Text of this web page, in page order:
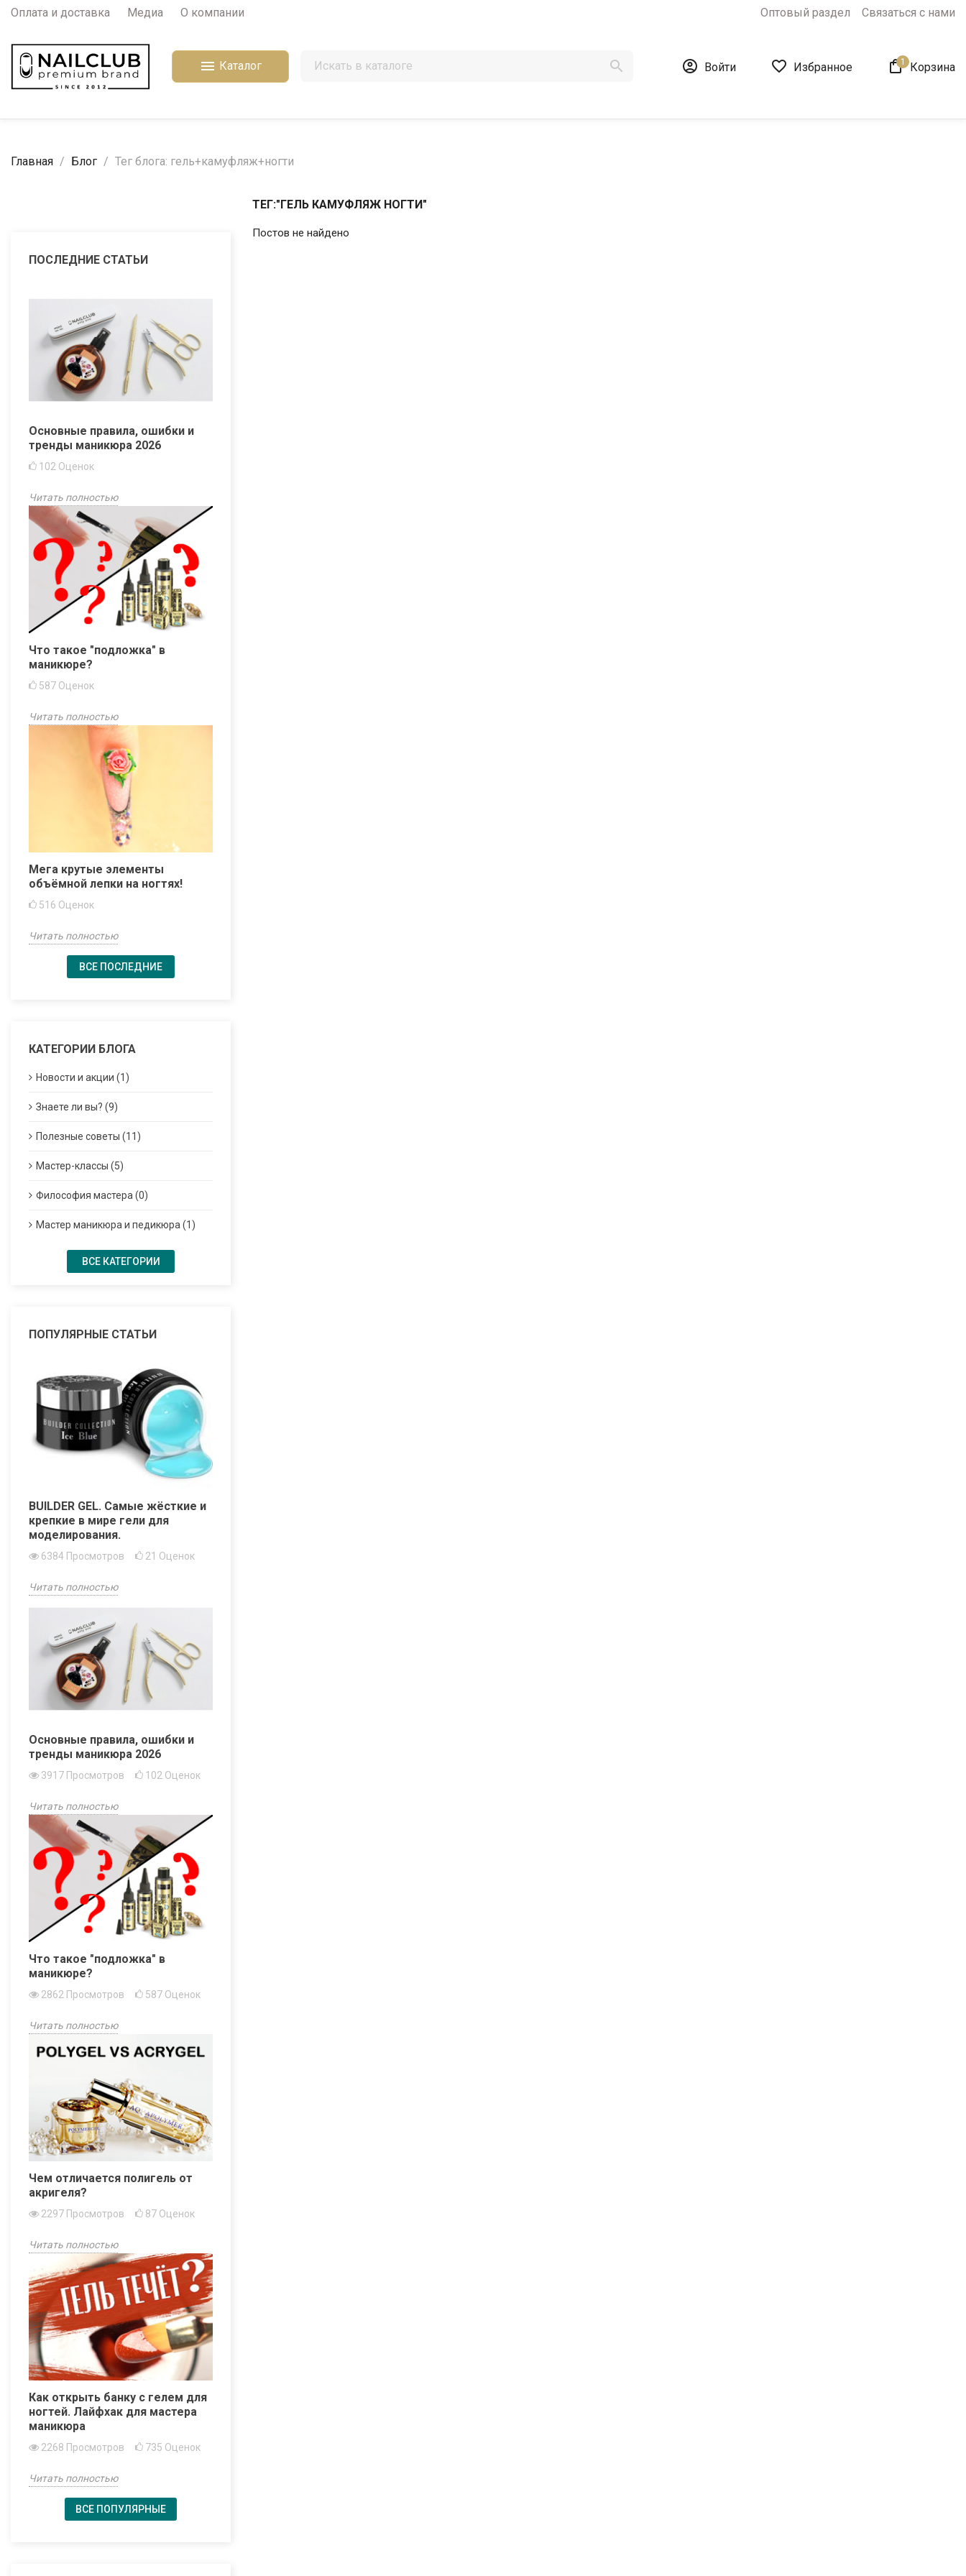
Оплата и доставка Медиа О компании Оптовый раздел Связаться с нами
 Каталог   Войти  Избранное  Корзина
1
Главная Блог Тег блога: гель+камуфляж+ногти
ПОСЛЕДНИЕ СТАТЬИ
Основные правила, ошибки и
тренды маникюра 2026
102 Оценок
Читать полностью
Что такое "подложка" в
маникюре?
587 Оценок
Читать полностью
Мега крутые элементы
объёмной лепки на ногтях!
516 Оценок
Читать полностью
ВСЕ ПОСЛЕДНИЕ
КАТЕГОРИИ БЛОГА
Новости и акции (1)
Знаете ли вы? (9)
Полезные советы (11)
Мастер-классы (5)
Философия мастера (0)
Мастер маникюра и педикюра (1)
ВСЕ КАТЕГОРИИ
ПОПУЛЯРНЫЕ СТАТЬИ
BUILDER GEL. Самые жёсткие и
крепкие в мире гели для
моделирования.
6384 Просмотров 21 Оценок
Читать полностью
Основные правила, ошибки и
тренды маникюра 2026
3917 Просмотров 102 Оценок
Читать полностью
Что такое "подложка" в
маникюре?
2862 Просмотров 587 Оценок
Читать полностью
Чем отличается полигель от
акригеля?
2297 Просмотров 87 Оценок
Читать полностью
Как открыть банку с гелем для
ногтей. Лайфхак для мастера
маникюра
2268 Просмотров 735 Оценок
Читать полностью
ВСЕ ПОПУЛЯРНЫЕ
ТЕГ:"ГЕЛЬ КАМУФЛЯЖ НОГТИ"
Постов не найдено